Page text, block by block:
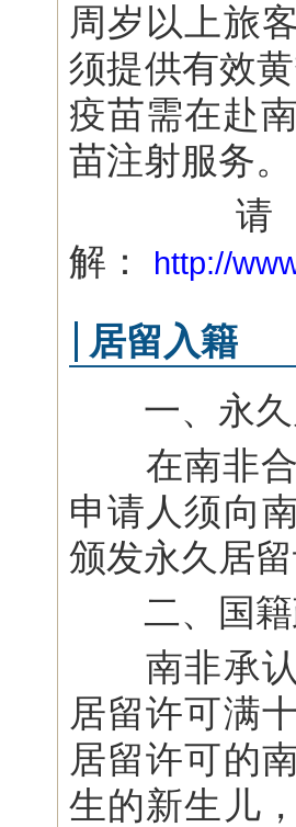
周岁以上旅
须提供有效
疫苗需在赴
苗注射服务。
请登
解：
http://
居留入籍
一、永久
在南非合
申请人须向
颁发永久居
二、国籍
南非承认
居留许可满
居留许可的
生的新生儿